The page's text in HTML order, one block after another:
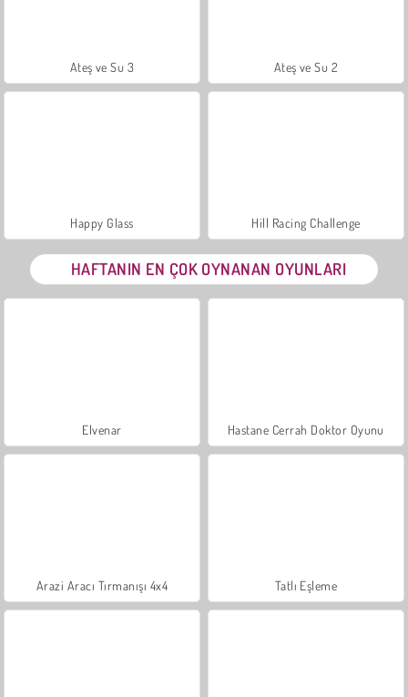
Ateş ve Su 3 Ateş ve Su 2
Happy Glass Hill Racing Challenge
HAFTANIN EN ÇOK OYNANAN OYUNLARI
Elvenar Hastane Cerrah Doktor Oyunu
Arazi Aracı Tırmanışı 4x4 Tatlı Eşleme